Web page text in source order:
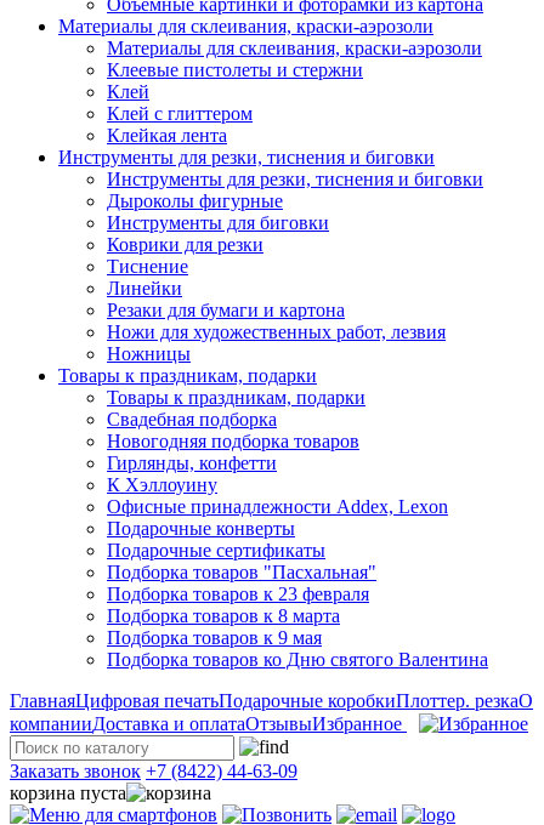
Объемные картинки и фоторамки из картона
Материалы для склеивания, краски-аэрозоли
Материалы для склеивания, краски-аэрозоли
Клеевые пистолеты и стержни
Клей
Клей с глиттером
Клейкая лента
Инструменты для резки, тиснения и биговки
Инструменты для резки, тиснения и биговки
Дыроколы фигурные
Инструменты для биговки
Коврики для резки
Тиснение
Линейки
Резаки для бумаги и картона
Ножи для художественных работ, лезвия
Ножницы
Товары к праздникам, подарки
Товары к праздникам, подарки
Свадебная подборка
Новогодняя подборка товаров
Гирлянды, конфетти
К Хэллоуину
Офисные принадлежности Addex, Lexon
Подарочные конверты
Подарочные сертификаты
Подборка товаров "Пасхальная"
Подборка товаров к 23 февраля
Подборка товаров к 8 марта
Подборка товаров к 9 мая
Подборка товаров ко Дню святого Валентина
ГлавнаяЦифровая печатьПодарочные коробкиПлоттер. резкаО
компанииДоставка и оплатаОтзывыИзбранное
Заказать звонок +7 (8422) 44-63-09
корзина пуста